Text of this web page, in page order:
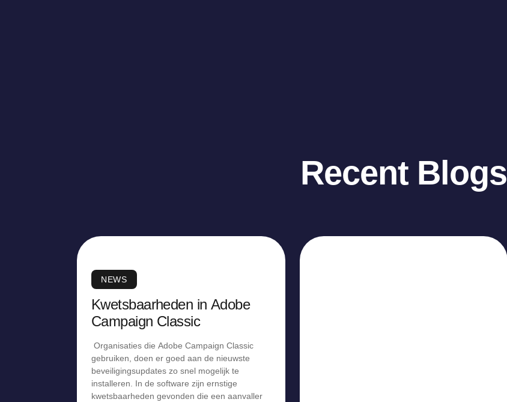
Recent Blogs
NEWS
Kwetsbaarheden in Adobe
Campaign Classic
Organisaties die Adobe Campaign Classic
gebruiken, doen er goed aan de nieuwste
beveiligingsupdates zo snel mogelijk te
installeren. In de software zijn ernstige
kwetsbaarheden gevonden die een aanvaller